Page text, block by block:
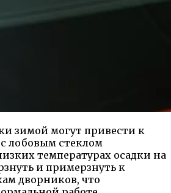
зимой могут привести к
лобовым стеклом
температурах осадки на
и примерзнуть к
дворников, что